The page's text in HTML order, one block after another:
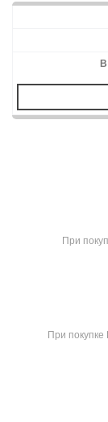
При
При покупке